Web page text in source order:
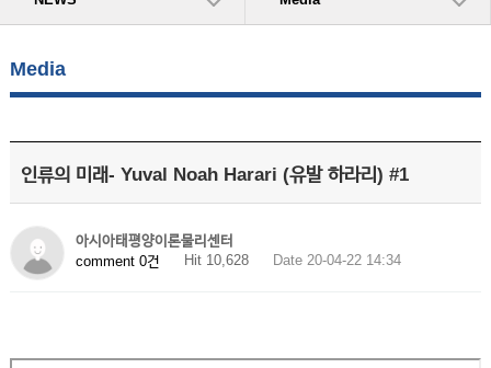
Media
인류의 미래- Yuval Noah Harari (유발 하라리) #1
아시아태평양이론물리센터
comment 0건
Hit 10,628 Date 20-04-22 14:34